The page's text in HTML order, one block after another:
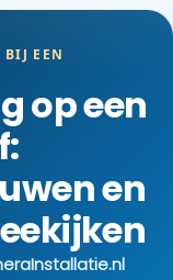
BIJ EEN
op een
en